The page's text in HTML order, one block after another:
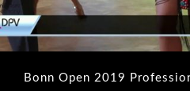
Bonn Open 2019